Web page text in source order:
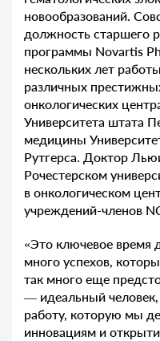
новообразований.
должность старшего
программы Novartis
нескольких лет
различных
онкологических
Университета штата
медицины
Рутгерса. Доктор
Рочестерском
в онкологическом
учреждений-членов
«Это ключевое время
много успехов,
так много еще
— идеальный
работу, которую мы
инновациям и